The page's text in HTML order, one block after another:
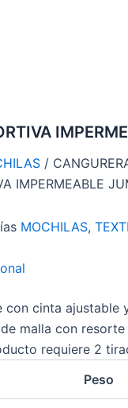
/
IMPERMEABLE
MOCHILAS,
con cinta
malla con
requiere 2
Peso